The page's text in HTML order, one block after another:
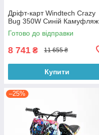
Дріфт-карт Windtech Crazy
Bug 350W Синій Камуфляж
Готово до відправки
8 741 ₴ 11 655 ₴
Купити
–25%